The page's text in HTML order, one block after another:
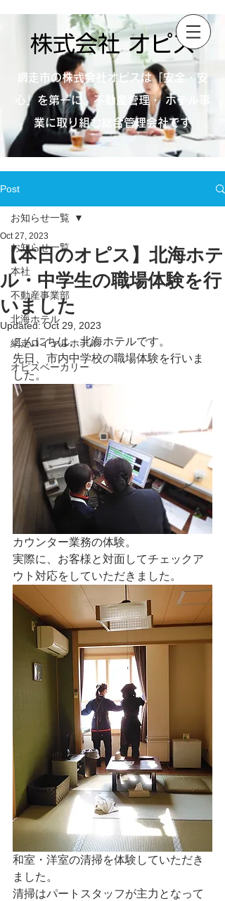
株式会社 オピス
網走市の株式会社オピスは「安全・安
心」を第一に、不動産管理・ ホテル事
業に取り組む総合管理会社です
Post
お知らせ一覧
本社
不動産事業部
北海ホテル
網走ロイヤルホテル
オピスベーカリー
お知らせ一覧
【本日のオピス】北海ホテ
ル・中学生の職場体験を行
いました
Oct 27, 2023
Updated:Oct 29, 2023
こんにちは、北海ホテルです。
先日、市内中学校の職場体験を行いま
した。
カウンター業務の体験。
実際に、お客様と対面してチェックア
ウト対応をしていただきました。
和室・洋室の清掃を体験していただき
ました。
清掃はパートスタッフが主力となって